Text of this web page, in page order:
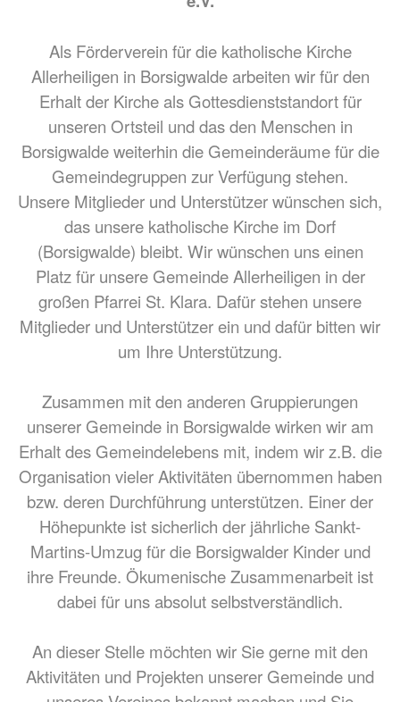
Als Förderverein für die katholische Kirche
Allerheiligen in Borsigwalde arbeiten wir für den
Erhalt der Kirche als Gottesdienststandort für
unseren Ortsteil und das den Menschen in
Borsigwalde weiterhin die Gemeinderäume für die
Gemeindegruppen zur Verfügung stehen.
Unsere Mitglieder und Unterstützer wünschen sich,
das unsere katholische Kirche im Dorf
(Borsigwalde) bleibt. Wir wünschen uns einen
Platz für unsere Gemeinde Allerheiligen in der
großen Pfarrei St. Klara. Dafür stehen unsere
Mitglieder und Unterstützer ein und dafür bitten wir
um Ihre Unterstützung.
Zusammen mit den anderen Gruppierungen
unserer Gemeinde in Borsigwalde wirken wir am
Erhalt des Gemeindelebens mit, indem wir z.B. die
Organisation vieler Aktivitäten übernommen haben
bzw. deren Durchführung unterstützen. Einer der
Höhepunkte ist sicherlich der jährliche Sankt-
Martins-Umzug für die Borsigwalder Kinder und
ihre Freunde. Ökumenische Zusammenarbeit ist
dabei für uns absolut selbstverständlich.
An dieser Stelle möchten wir Sie gerne mit den
Aktivitäten und Projekten unserer Gemeinde und